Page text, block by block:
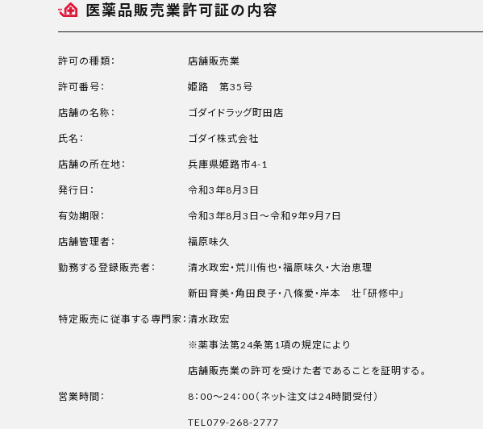
医薬品販売業許可証の内容
許可の種類： 店舗販売業
許可番号： 姫路 第35号
店舗の名称： ゴダイドラッグ町田店
氏名： ゴダイ株式会社
店舗の所在地： 兵庫県姫路市4-1
発行日： 令和3年8月3日
有効期限： 令和3年8月3日～令和9年9月7日
店舗管理者： 福原味久
勤務する登録販売者： 清水政宏・荒川侑也・福原味久・大治恵理
新田育美・角田良子・八條愛・岸本 壮「研修中」
特定販売に従事する専門家： 清水政宏
※薬事法第24条第1項の規定により
店舗販売業の許可を受けた者であることを証明する。
営業時間： 8：00～24：00（ネット注文は24時間受付）
TEL079-268-2777